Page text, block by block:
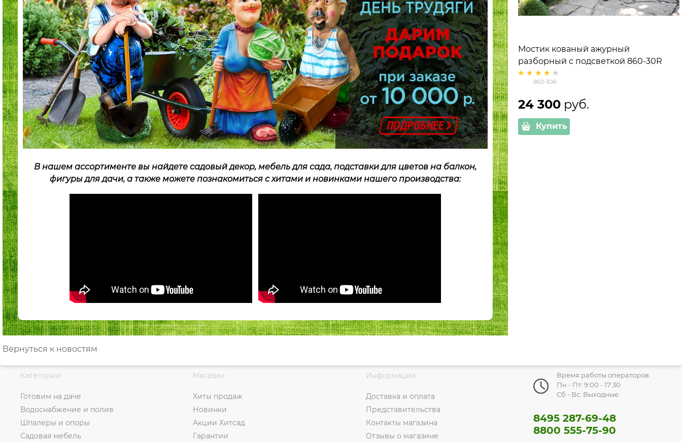
В нашем ассортименте вы найдете садовый декор, мебель для сада, подставки для цветов на балкон,
фигуры для дачи, а также можете познакомиться с хитами и новинками нашего производства:
Вернуться к новостям
Мостик кованый ажурный
разборный с подсветкой 860-30R
860-30R
24 300 руб.
Купить
Категории
Готовим на даче
Водоснабжение и полив
Шпалеры и опоры
Садовая мебель
Магазин
Хиты продаж
Новинки
Акции Хитсад
Гарантии
Информация
Доставка и оплата
Представительства
Контакты магазина
Отзывы о магазине
Время работы операторов:
Пн - Пт: 9:00 - 17:30
Сб - Вс: Выходные
8495 287-69-48
8800 555-75-90